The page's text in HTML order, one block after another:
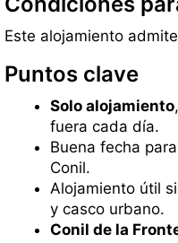
Este alojamiento
Puntos clave
Solo alojamiento
fuera cada día.
Buena fecha
Conil.
Alojamiento útil
y casco urbano.
Conil de la